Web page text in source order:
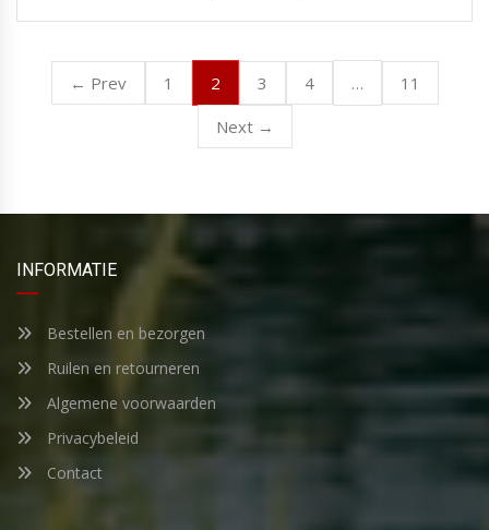
← Prev 1 2 3 4 …
11
Next →
INFORMATIE
Bestellen en bezorgen
Ruilen en retourneren
Algemene voorwaarden
Privacybeleid
Contact